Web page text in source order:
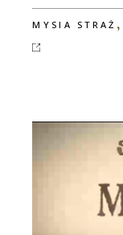
MYSIA STRAŻ ,